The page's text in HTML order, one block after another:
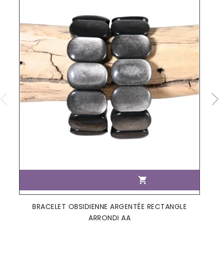

BRACELET OBSIDIENNE ARGENTÉE RECTANGLE
ARRONDI AA